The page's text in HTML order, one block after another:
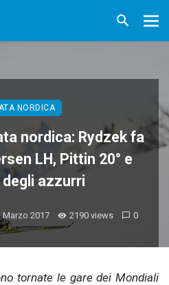
NORDICA
nordica: Rydzek fa
LH, Pittin 20° e
azzurri
Marzo 2017 2190 views 0
tornate le gare dei Mondiali